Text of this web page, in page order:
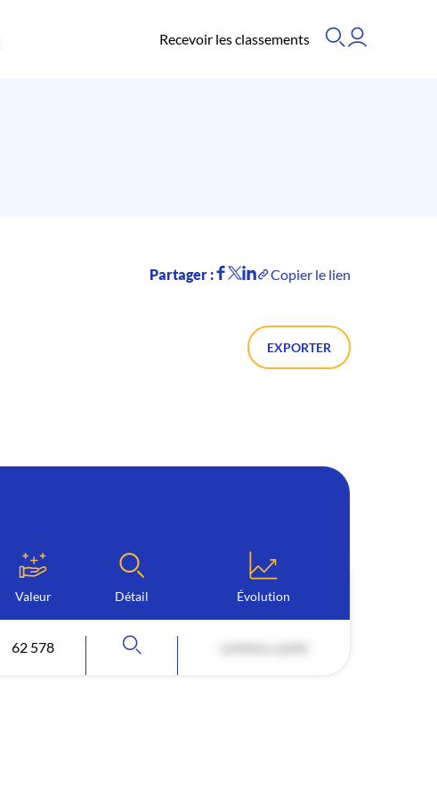
Recevoir les classements
Partager : Copier le lien
EXPORTER
Valeur Détail Évolution
62 578 contenu caché